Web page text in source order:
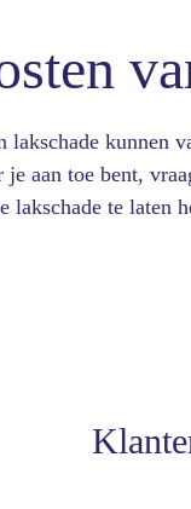
lakschade kunnen
je aan toe bent,
lakschade te laten